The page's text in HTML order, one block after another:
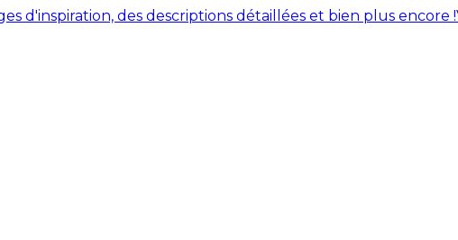
d'inspiration, des descriptions détaillées et bien plus encore !